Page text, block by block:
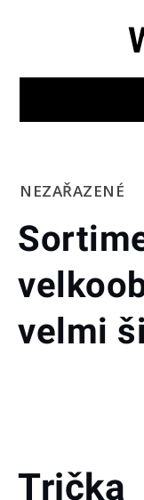
Home
našeho
velkoobchodu
je velmi
široký
NEZAŘAZENÉ
velmi
Trička